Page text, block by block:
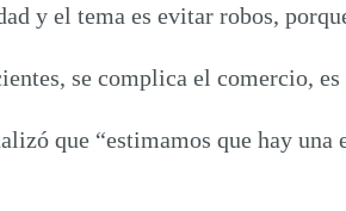
y el tema es evitar robos,
se complica el comercio,
que “estimamos que hay